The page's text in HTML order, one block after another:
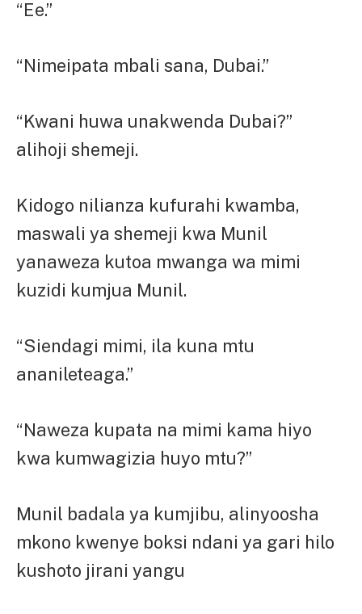
“Ee.”
“Nimeipata mbali sana, Dubai.”
“Kwani huwa unakwenda Dubai?”
alihoji shemeji.
Kidogo nilianza kufurahi kwamba,
maswali ya shemeji kwa Munil
yanaweza kutoa mwanga wa mimi
kuzidi kumjua Munil.
“Siendagi mimi, ila kuna mtu
ananileteaga.”
“Naweza kupata na mimi kama hiyo
kwa kumwagizia huyo mtu?”
Munil badala ya kumjibu, alinyoosha
mkono kwenye boksi ndani ya gari hilo
kushoto jirani yangu